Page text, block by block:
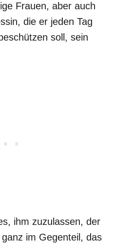
Frauen, aber auch
die er jeden Tag
soll, sein
ihm zuzulassen, der
im Gegenteil, das